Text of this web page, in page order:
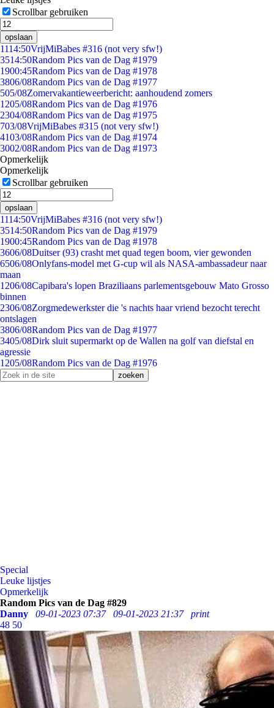
Scrollbar gebruiken
opslaan
1114:50VrijMiBabes #316 (not very sfw!)
3514:50Random Pics van de Dag #1979
1900:45Random Pics van de Dag #1978
3806/08Random Pics van de Dag #1977
505/08Zomervakantieweerbericht: aanhoudend zomers
1205/08Random Pics van de Dag #1976
2304/08Random Pics van de Dag #1975
703/08VrijMiBabes #315 (not very sfw!)
4103/08Random Pics van de Dag #1974
3002/08Random Pics van de Dag #1973
Opmerkelijk
Opmerkelijk
Scrollbar gebruiken
opslaan
1114:50VrijMiBabes #316 (not very sfw!)
3514:50Random Pics van de Dag #1979
1900:45Random Pics van de Dag #1978
3606/08Duitser (93) crasht met quad tegen boom, vier gewonden
6506/08Onlyfans-model met G-cup wil als NASA-ambassadeur naar
maan
1206/08Capibara's lopen Braziliaans parlementsgebouw Mato Grosso
binnen
2306/08Zorgmedewerkster die 's nachts haar vriend bezocht terecht
ontslagen
3806/08Random Pics van de Dag #1977
3405/08Dirk sluit supermarkt op de Wallen na golf van diefstal en
agressie
1205/08Random Pics van de Dag #1976
Special
Leuke lijstjes
Opmerkelijk
Random Pics van de Dag #829
Danny
09-01-2023 07:37 09-01-2023 21:37
print
48 50